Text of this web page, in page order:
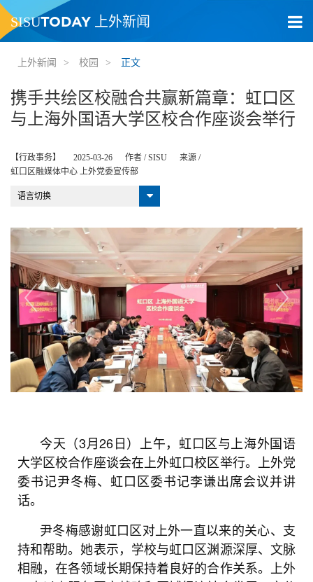
SISUTODAY 上外新闻
上外新闻 > 校园 > 正文
携手共绘区校融合共赢新篇章：虹口区
与上海外国语大学区校合作座谈会举行
【行政事务】 2025-03-26 作者 /SISU
来源 /
虹口区融媒体中心 上外党委宣传部
语言切换
今天（3月26日）上午，虹口区与上海外国语
大学区校合作座谈会在上外虹口校区举行。上外党
委书记尹冬梅、虹口区委书记李谦出席会议并讲
话。
尹冬梅感谢虹口区对上外一直以来的关心、支
持和帮助。她表示，学校与虹口区渊源深厚、文脉
相融，在各领域长期保持着良好的合作关系。上外